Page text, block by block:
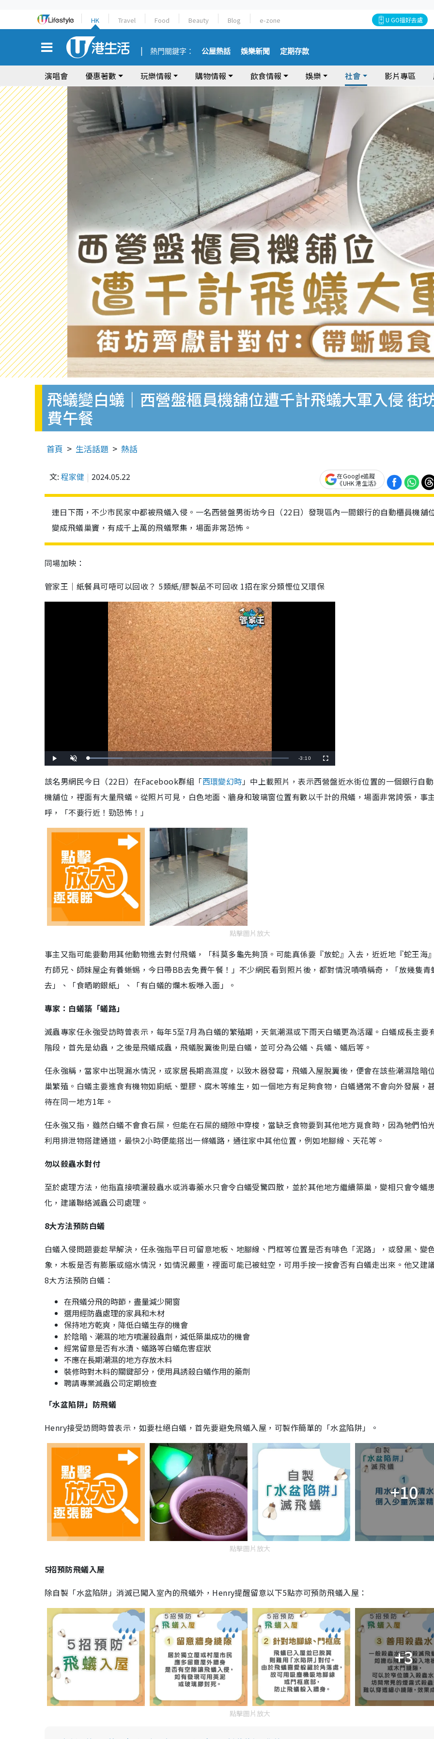
HK Travel Food Beauty Blog e-zone U GO搵好去處
熱門關鍵字： 公屋熱話 娛樂新聞 定期存款
演唱會 優惠著數 玩樂情報 購物情報 飲食情報 娛樂 社會 影片專區
飛蟻變白蟻｜西營盤櫃員機舖位遭千計飛蟻大軍入侵 街
費午餐
首頁 生活話題 熱話
文: 程家健 2024.05.22
在Google追蹤
《UHK 港生活》
連日下雨，不少市民家中都被飛蟻入侵。一名西營盤男街坊今日（22日）發現區內一間銀行的自動櫃員機舖
變成飛蟻巢竇，有成千上萬的飛蟻聚集，場面非常恐怖。
同場加映：
管家王｜紙餐具可唔可以回收？ 5類紙/膠製品不可回收 1招在家分類慳位又環保
l
n
t
e
L
e
d
7
%
R
m
a
-3:10
u
s
c
e
該名男網民今日（22日）在Facebook群組「西環變幻時 」中上載照片，表示西營盤近水街位置的一個銀行自
機舖位，裡面有大量飛蟻。從照片可見，白色地面、牆身和玻璃窗位置有數以千計的飛蟻，場面非常誇張，事
呼，「不要行近！勁恐怖！」
點擊圖片放大
事主又指可能要動用其他動物進去對付飛蟻，「科莫多龜先夠頂。可能真係要『放蛇』入去，近近地『蛇王海
冇師兄、師妹屋企有養蜥蜴，今日帶BB去免費午餐！」不少網民看到照片後，都對情況嘖嘖稱奇，「放幾隻青
去」、「食晒啲銀紙」、「有白蟻的爛木板喺入面」。
專家：白蟻築「蟻路」
滅蟲專家任永強受訪時曾表示，每年5至7月為白蟻的繁殖期，天氣潮濕或下雨天白蟻更為活躍。白蟻成長主要
階段，首先是幼蟲，之後是飛蟻成蟲，飛蟻脫翼後則是白蟻，並可分為公蟻、兵蟻、蟻后等。
任永強稱，當家中出現漏水情況，或家居長期高濕度，以致木器發霉，飛蟻入屋脫翼後，便會在該些潮濕陰暗
巢繁殖。白蟻主要進食有機物如廁紙、塑膠、腐木等維生，如一個地方有足夠食物，白蟻通常不會向外發展，
待在同一地方1年。
任永強又指，雖然白蟻不會食石屎，但能在石屎的縫隙中穿梭，當缺乏食物要到其他地方覓食時，因為牠們怕
利用排泄物搭建通道，最快2小時便能搭出一條蟻路，通往家中其他位置，例如地腳線、天花等。
勿以殺蟲水對付
至於處理方法，他指直接噴灑殺蟲水或消毒藥水只會令白蟻受驚四散，並於其他地方繼續築巢，變相只會令蟻
化，建議聯絡滅蟲公司處理。
8大方法預防白蟻
白蟻入侵問題要趁早解決，任永強指平日可留意地板、地腳線、門框等位置是否有啡色「泥路」，或發黑、變
象，木板是否有膨脹或縮水情況，如情況嚴重，裡面可能已被蛀空，可用手按一按會否有白蟻走出來。他又建
8大方法預防白蟻：
在飛蟻分飛的時節，盡量減少開窗
選用經防蟲處理的家具和木材
保持地方乾爽，降低白蟻生存的機會
於陰暗、潮濕的地方噴灑殺蟲劑，減低築巢成功的機會
經常留意是否有水漬、蟻路等白蟻危害症狀
不應在長期潮濕的地方存放木料
裝修時對木料的關鍵部分，使用具誘殺白蟻作用的藥劑
聘請專業滅蟲公司定期檢查
「水盆陷阱」防飛蟻
Henry接受訪問時曾表示，如要杜絕白蟻，首先要避免飛蟻入屋，可製作簡單的「水盆陷阱」。
+10
點擊圖片放大
5招預防飛蟻入屋
除自製「水盆陷阱」消滅已闖入室內的飛蟻外，Henry提醒留意以下5點亦可預防飛蟻入屋：
+3
點擊圖片放大